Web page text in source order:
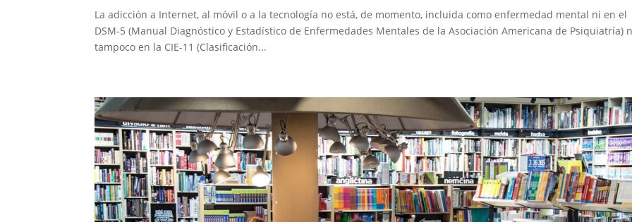
La adicción a Internet, al móvil o a la tecnología no está, de momento, incluida como enfermedad mental ni en el
DSM-5 (Manual Diagnóstico y Estadístico de Enfermedades Mentales de la Asociación Americana de Psiquiatría)
tampoco en la CIE-11 (Clasificación...